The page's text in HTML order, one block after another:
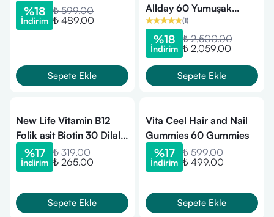
%18
İndirim
₺ 599.00
₺ 489.00
Sepete Ekle
Allday 60 Yumuşak
Kapsül
(1)
%18
İndirim
₺ 2,500.00
₺ 2,059.00
Sepete Ekle
New Life Vitamin B12
Folik asit Biotin 30 Dilaltı
Tablet
%17
İndirim
₺ 319.00
₺ 265.00
Sepete Ekle
Vita Ceel Hair and Nail
Gummies 60 Gummies
%17
İndirim
₺ 599.00
₺ 499.00
Sepete Ekle